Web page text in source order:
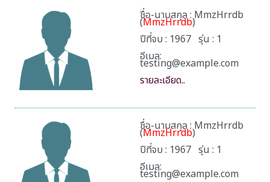
ชื่อ-นามสกุล : MmzHrrdb
(MmzHrrdb)
ปีที่จบ : 1967 รุ่น : 1
อีเมล:
testing@example.com
รายละเอียด..
ชื่อ-นามสกุล : MmzHrrdb
(MmzHrrdb)
ปีที่จบ : 1967 รุ่น : 1
อีเมล:
testing@example.com